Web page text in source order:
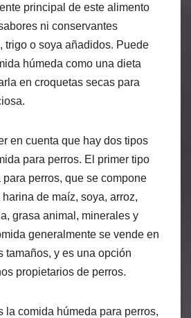
principal de este alimento
ni conservantes
trigo o soya añadidos. Puede
húmeda como una dieta
en croquetas secas para
en cuenta que hay dos tipos
para perros. El primer tipo
perros, que se compone
de maíz, soya, arroz,
grasa animal, minerales y
generalmente se vende en
tamaños, y es una opción
propietarios de perros.
la comida húmeda para perros,